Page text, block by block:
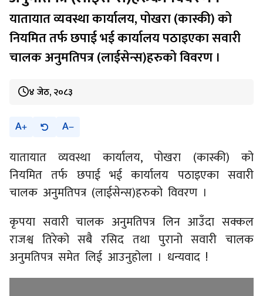
यातायात व्यवस्था कार्यालय, पोखरा (कास्की) को
नियमित तर्फ छपाई भई कार्यालय पठाइएका सवारी
चालक अनुमतिपत्र (लाईसेन्स)हरुको विवरण ।
४ जेठ, २०८३
A A
यातायात व्यवस्था कार्यालय, पोखरा (कास्की) को
नियमित तर्फ छपाई भई कार्यालय पठाइएका सवारी
चालक अनुमतिपत्र (लाईसेन्स)हरुको विवरण ।
कृपया सवारी चालक अनुमतिपत्र लिन आउँदा सक्कल
राजश्व तिरेको सबै रसिद तथा पुरानो सवारी चालक
अनुमतिपत्र समेत लिई आउनुहोला । धन्यवाद !